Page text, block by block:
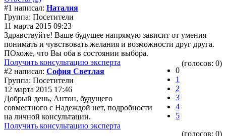
#1 написал: Наталия
Группа: Посетители
11 марта 2015 09:23
Здравствуйте! Ваше будущее напрямую зависит от умения
понимать и чувствовать желания и возможности друг друга.
ПОхоже, что Вы оба в состоянии выбора.
Получить консультацию эксперта
0
1
2
3
4
5
(голосов: 0)
#2 написал: София Светлая
Группа: Посетители
12 марта 2015 17:46
Добрый день, Антон, будущего
совместного с Надеждой нет, подробности
на личной консультации.
Получить консультацию эксперта
(голосов: 0)